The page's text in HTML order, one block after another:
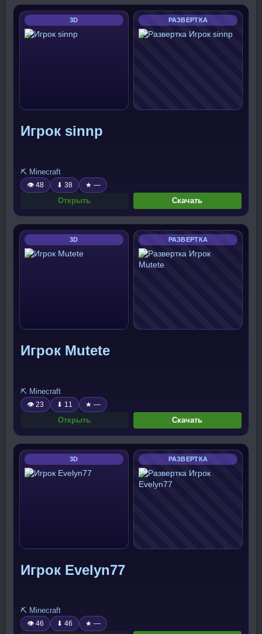
3D РАЗВЕРТКА
Игрок sinnp
⛏️ Minecraft
👁 48 ⬇ 38 ★ —
Открыть Скачать
3D РАЗВЕРТКА
Игрок Mutete
⛏️ Minecraft
👁 23 ⬇ 11 ★ —
Открыть Скачать
3D РАЗВЕРТКА
Игрок Evelyn77
⛏️ Minecraft
👁 46 ⬇ 46 ★ —